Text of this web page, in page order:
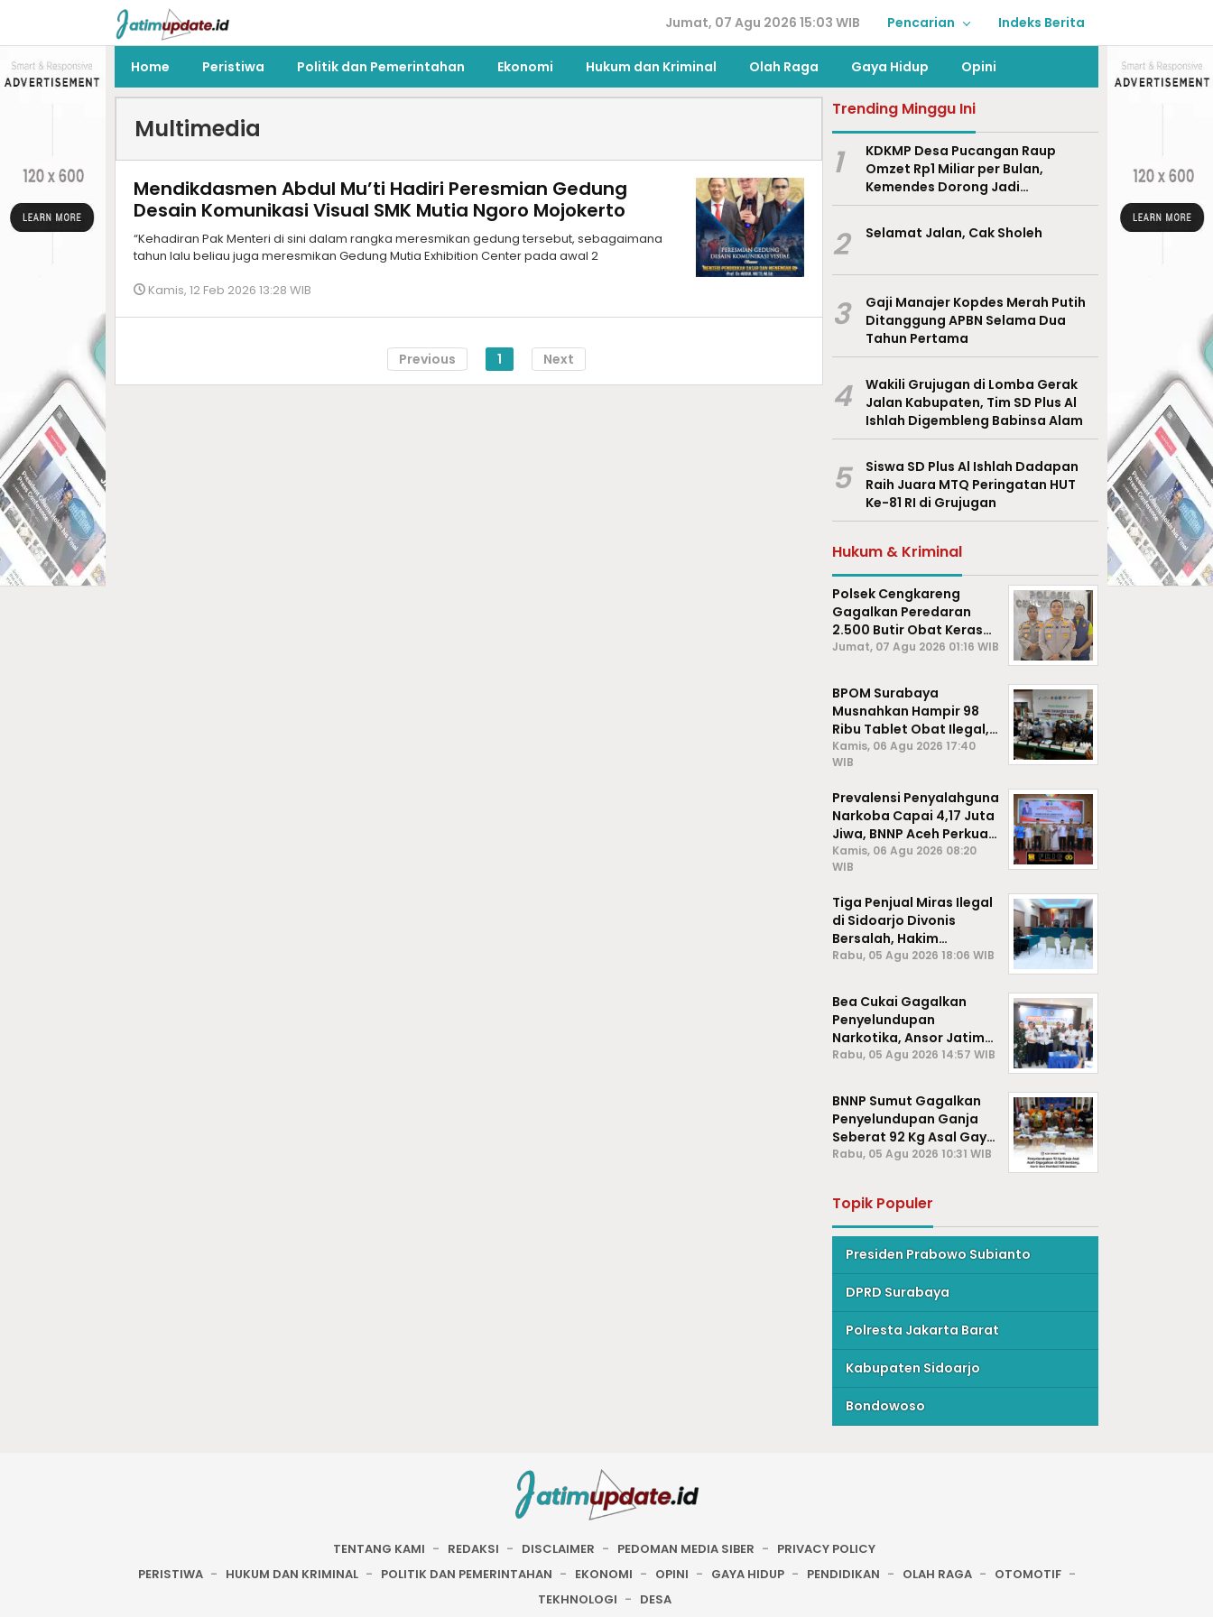
Jumat, 07 Agu 2026 15:03 WIB Pencarian Indeks Berita
Home Peristiwa Politik dan Pemerintahan Ekonomi Hukum dan Kriminal Olah Raga Gaya Hidup Opini
Multimedia
Mendikdasmen Abdul Mu’ti Hadiri Peresmian Gedung
Desain Komunikasi Visual SMK Mutia Ngoro Mojokerto
“Kehadiran Pak Menteri di sini dalam rangka meresmikan gedung tersebut, sebagaimana
tahun lalu beliau juga meresmikan Gedung Mutia Exhibition Center pada awal 2
Kamis, 12 Feb 2026 13:28 WIB
Previous 1 Next
Trending Minggu Ini
1
KDKMP Desa Pucangan Raup
Omzet Rp1 Miliar per Bulan,
Kemendes Dorong Jadi
Percontohan Nasional
2 Selamat Jalan, Cak Sholeh
3
Gaji Manajer Kopdes Merah Putih
Ditanggung APBN Selama Dua
Tahun Pertama
4
Wakili Grujugan di Lomba Gerak
Jalan Kabupaten, Tim SD Plus Al
Ishlah Digembleng Babinsa Alam
5
Siswa SD Plus Al Ishlah Dadapan
Raih Juara MTQ Peringatan HUT
Ke-81 RI di Grujugan
Hukum & Kriminal
Polsek Cengkareng
Gagalkan Peredaran
2.500 Butir Obat Keras
Daftar G, Satu Pengedar
Jumat, 07 Agu 2026 01:16 WIB
BPOM Surabaya
Musnahkan Hampir 98
Ribu Tablet Obat Ilegal,
Cegah Penyalahgunaan
di Kalangan Pelajar
Kamis, 06 Agu 2026 17:40
WIB
Prevalensi Penyalahguna
Narkoba Capai 4,17 Juta
Jiwa, BNNP Aceh Perkuat
P4GN di Subulussalam
Kamis, 06 Agu 2026 08:20
WIB
Tiga Penjual Miras Ilegal
di Sidoarjo Divonis
Bersalah, Hakim
Jatuhkan Denda hingga
Rabu, 05 Agu 2026 18:06 WIB
Bea Cukai Gagalkan
Penyelundupan
Narkotika, Ansor Jatim
Negara Tak Kalah dari
Rabu, 05 Agu 2026 14:57 WIB
BNNP Sumut Gagalkan
Penyelundupan Ganja
Seberat 92 Kg Asal Gayo
Lues, Aceh.
Rabu, 05 Agu 2026 10:31 WIB
Topik Populer
Presiden Prabowo Subianto
DPRD Surabaya
Polresta Jakarta Barat
Kabupaten Sidoarjo
Bondowoso
TENTANG KAMI REDAKSI DISCLAIMER PEDOMAN MEDIA SIBER
PRIVACY POLICY
PERISTIWA
HUKUM DAN KRIMINAL POLITIK DAN PEMERINTAHAN EKONOMI OPINI GAYA HIDUP PENDIDIKAN OLAH RAGA
OTOMOTIF
TEKHNOLOGI
DESA